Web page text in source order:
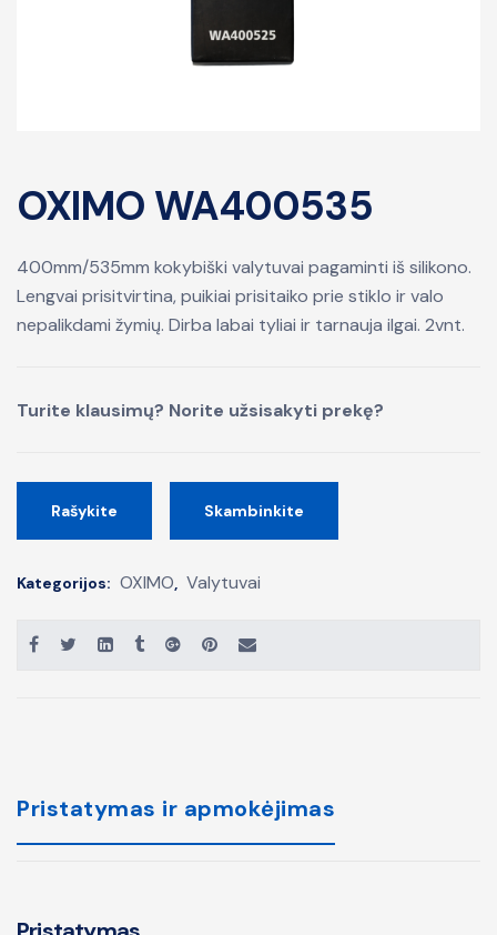
OXIMO WA400535
400mm/535mm kokybiški valytuvai pagaminti iš silikono.
Lengvai prisitvirtina, puikiai prisitaiko prie stiklo ir valo
nepalikdami žymių. Dirba labai tyliai ir tarnauja ilgai. 2vnt.
Turite klausimų? Norite užsisakyti prekę?
Rašykite Skambinkite
Kategorijos: OXIMO, Valytuvai
Pristatymas ir apmokėjimas